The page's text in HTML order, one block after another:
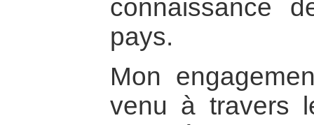
connaissance
pays.
Mon
venu à travers